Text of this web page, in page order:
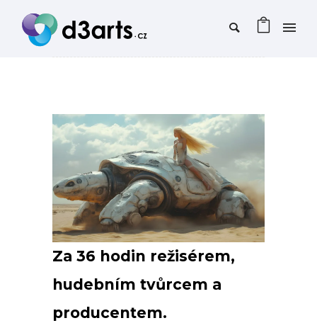
Za 36 hodin režisérem,
hudebním tvůrcem a
producentem.